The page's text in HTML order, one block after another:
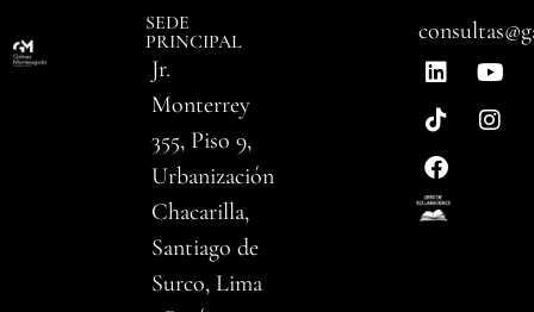
SEDE
PRINCIPAL
Jr.
Monterrey
355, Piso 9,
Urbanización
Chacarilla,
Santiago de
Surco, Lima